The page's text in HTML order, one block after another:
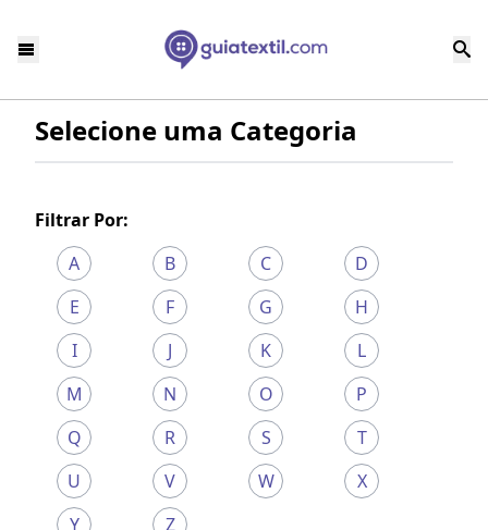
Selecione uma Categoria
Filtrar Por:
A
B C
D
E
F G
H
I
J K
L
M
N O
P
Q
R S
T
U
V W
X
Y
Z